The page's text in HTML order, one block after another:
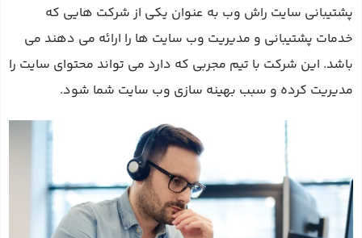
پشتیبانی سایت راش وب به عنوان یکی از شرکت‌ هایی که
خدمات پشتیبانی و مدیریت وب سایت‌ ها را ارائه می‌ دهند می
باشد. این شرکت با تیم مجربی که دارد می‌ تواند محتوای سایت را
مدیریت کرده و سبب بهینه‌ سازی وب سایت شما شود.